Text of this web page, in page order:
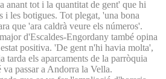
anant tot i la quantitat de gent' que hi
i les botigues. Tot plegat, 'una bona
que 'ara caldrà veure els números'.
d'Escaldes-Engordany també opina
positiva. 'De gent n'hi havia molta',
tarda els aparcaments de la parròquia
passar a Andorra la Vella.